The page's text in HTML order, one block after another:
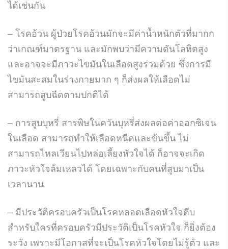
ได้เช่นกัน
– โรคอ้วน ผู้ป่วยโรคอ้วนมักจะมีค่าน้ำหนักตัวที่มากก
ว่าเกณฑ์มาตรฐาน และมักพบว่ามีความดันโลหิตสูง
และอาจจะมีภาวะไขมันในเลือดสูงร่วมด้วย ซึ่งการมี
ไขมันสะสมในร่างกายมาก ๆ ก็ส่งผลให้เลือดไม่
สามารถสูบฉีดตามปกติได้
– การสูบบุหรี่ สารพิษในควันบุหรี่ส่งผลต่อค่าออกซิเจน
ในเลือด สามารถทำให้เลือดหนืดและข้นขึ้น ไม่
สามารถไหลเวียนไปหล่อเลี้ยงหัวใจได้ ก็อาจจะเกิด
ภาวะหัวใจล้มเหลวได้ โดยเฉพาะกับคนที่สูบมาเป็น
เวลานาน
– มีประวัติครอบครัวเป็นโรคหลอดเลือดหัวใจตีบ
สำหรับใครที่ครอบครัวมีประวัติเป็นโรคหัวใจ ก็ยิ่งต้อง
ระวัง เพราะมีโอกาสที่จะเป็นโรคหัวใจโดยไม่รู้ตัว และ